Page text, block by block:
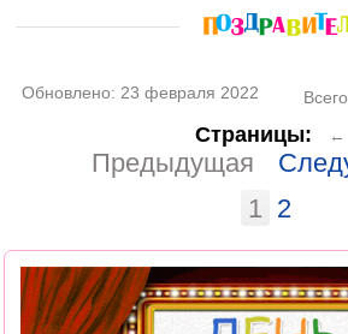
Обновлено: 23 февраля 2022
Страницы: ←
Предыдущая
1 2